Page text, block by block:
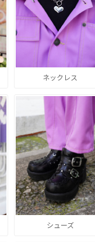
ネックレス
シューズ